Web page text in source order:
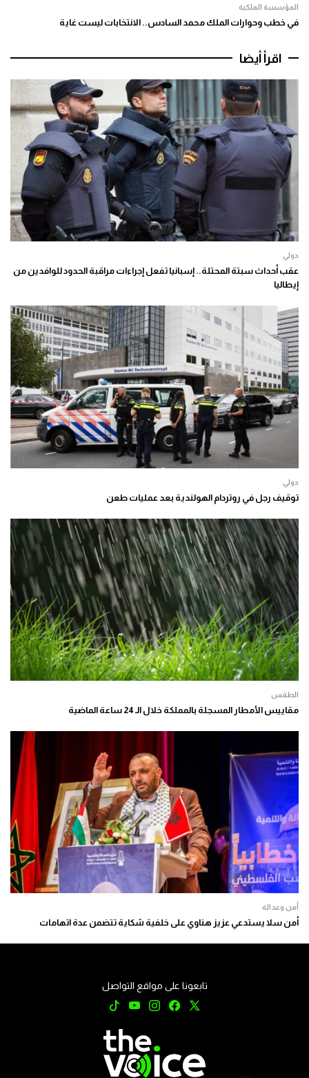
المؤسسة الملكية
في خطب وحوارات الملك محمد السادس.. الانتخابات ليست غاية
اقرأ أيضا
دولي
عقب أحداث سبتة المحتلة.. إسبانيا تفعل إجراءات مراقبة الحدود للوافدين من
إيطاليا
دولي
توقيف رجل في روتردام الهولندية بعد عمليات طعن
الطقس
مقاييس الأمطار المسجلة بالمملكة خلال الـ 24 ساعة الماضية
أمن وعدالة
أمن سلا يستدعي عزيز هناوي على خلفية شكاية تتضمن عدة اتهامات
تابعونا على مواقع التواصل